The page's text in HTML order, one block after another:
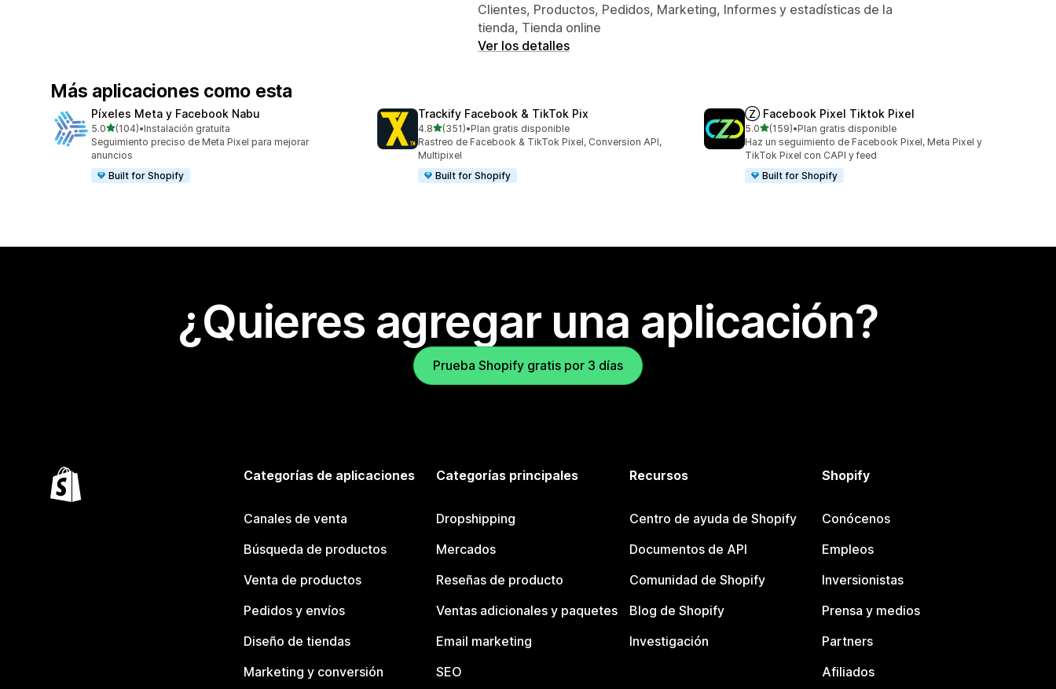
Clientes, Productos, Pedidos, Marketing, Informes y estadísticas de la
tienda, Tienda online
Ver los detalles
Más aplicaciones como esta
Píxeles Meta y Facebook Nabu
5.0de 5 estrellas
(104)
104 reseñas en total
•Instalación gratuita
Seguimiento preciso de Meta Pixel para mejorar
anuncios
Built for Shopify
Trackify Facebook & TikTok Pix
4.8de 5 estrellas
(351)
351 reseñas en total
•Plan gratis disponible
Rastreo de Facebook & TikTok Pixel, Conversion API,
Multipixel
Built for Shopify
Ⓩ Facebook Pixel Tiktok Pixel
5.0de 5 estrellas
(159)
159 reseñas en total
•Plan gratis disponible
Haz un seguimiento de Facebook Pixel, Meta Pixel y
TikTok Pixel con CAPI y feed
Built for Shopify
¿Quieres agregar una aplicación?
Prueba Shopify gratis por 3 días
Categorías de aplicaciones
Canales de venta
Búsqueda de productos
Venta de productos
Pedidos y envíos
Diseño de tiendas
Marketing y conversión
Categorías principales
Dropshipping
Mercados
Reseñas de producto
Ventas adicionales y paquetes
Email marketing
SEO
Recursos
Centro de ayuda de Shopify
Documentos de API
Comunidad de Shopify
Blog de Shopify
Investigación
Shopify
Conócenos
Empleos
Inversionistas
Prensa y medios
Partners
Afiliados